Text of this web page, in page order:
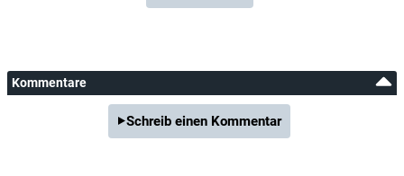
Kommentare
Schreib einen Kommentar